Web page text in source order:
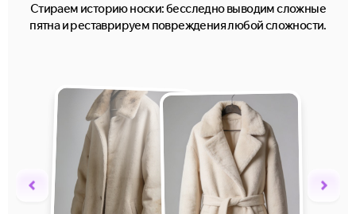
Стираем историю носки: бесследно выводим сложные
пятна и реставрируем повреждения любой сложности.